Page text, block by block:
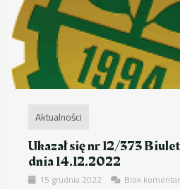
Aktualności
Ukazał się nr 12/373
dnia 14.12.2022
15 grudnia 2022 Brak